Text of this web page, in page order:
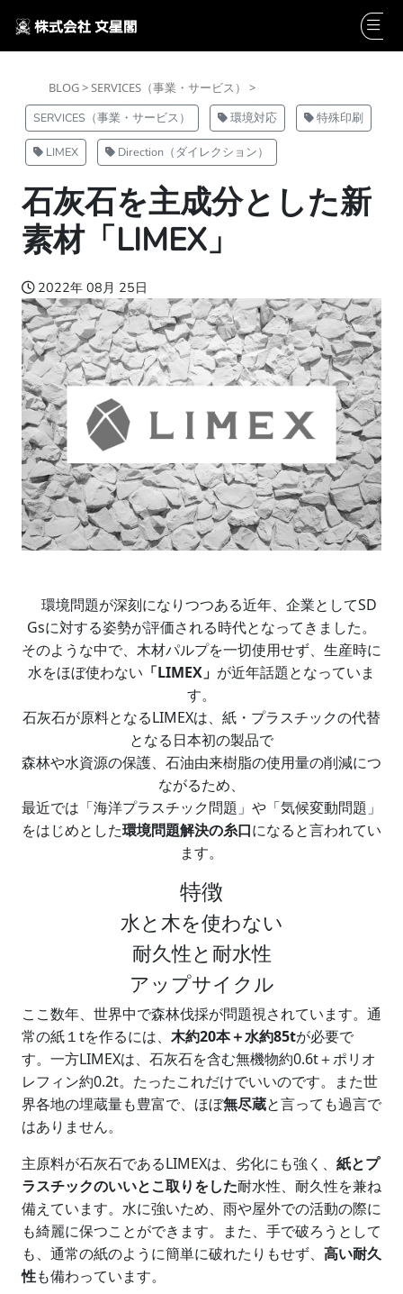
BLOG >SERVICES（事業・サービス） >
SERVICES（事業・サービス） 環境対応 特殊印刷
LIMEX Direction（ダイレクション）
石灰石を主成分とした新
素材「LIMEX」
2022年 08月 25日
環境問題が深刻になりつつある近年、企業としてSD
Gsに対する姿勢が評価される時代となってきました。
そのような中で、木材パルプを一切使用せず、生産時に
水をほぼ使わない 「LIMEX」 が近年話題となっていま
す。
石灰石が原料となるLIMEXは、紙・プラスチックの代替
となる日本初の製品で
森林や水資源の保護、石油由来樹脂の使用量の削減につ
ながるため、
最近では「海洋プラスチック問題」や「気候変動問題」
をはじめとした環境問題解決の糸口になると言われてい
ます。
特徴
水と木を使わない
耐久性と耐水性
アップサイクル
ここ数年、世界中で森林伐採が問題視されています。通
常の紙１tを作るには、 木約20本＋水約85tが必要で
す。一方LIMEXは、石灰石を含む無機物約0.6t＋ポリオ
レフィン約0.2t。たったこれだけでいいのです。また世
界各地の埋蔵量も豊富で、ほぼ無尽蔵と言っても過言で
はありません。
主原料が石灰石であるLIMEXは、劣化にも強く、 紙とプ
ラスチックのいいとこ取りをした耐水性、耐久性を兼ね
備えています。水に強いため、雨や屋外での活動の際に
も綺麗に保つことができます。また、手で破ろうとして
も、通常の紙のように簡単に破れたりもせず、 高い耐久
性も備わっています。